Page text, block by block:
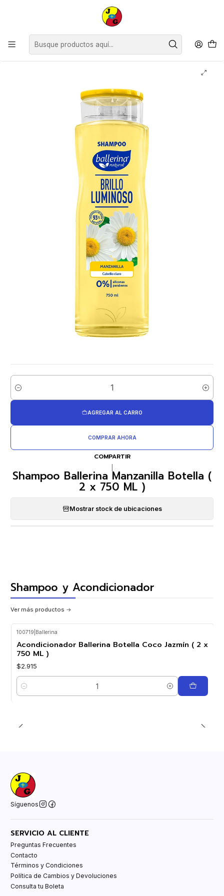
Disponible sólo Retiro en Tienda Osorno.
Perfumería
Shampoo Ballerina Manzanilla Botella ( 2 x 750 ML )
Cantidad
AGREGAR AL CARRO
COMPRAR AHORA
COMPARTIR
Shampoo Ballerina Manzanilla Botella (
2 x 750 ML )
Mostrar stock de ubicaciones
Shampoo y Acondicionador
Ver más productos
100719 Ballerina
Acondicionador Ballerina Botella Coco Jazmín ( 2 x
750 ML )
$2.915
Cantidad
Síguenos
SERVICIO AL CLIENTE
Preguntas Frecuentes
Contacto
Términos y Condiciones
Política de Cambios y Devoluciones
Consulta tu Boleta